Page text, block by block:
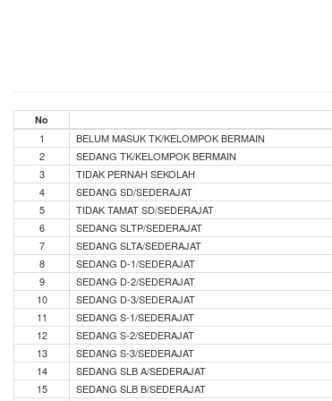
No
1 BELUM MASUK TK/KELOMPOK BERMAIN
2
SEDANG TK/KELOMPOK BERMAIN
3
TIDAK PERNAH SEKOLAH
4
SEDANG SD/SEDERAJAT
5
TIDAK TAMAT SD/SEDERAJAT
6
SEDANG SLTP/SEDERAJAT
7
SEDANG SLTA/SEDERAJAT
8
SEDANG D-1/SEDERAJAT
9
SEDANG D-2/SEDERAJAT
10
SEDANG D-3/SEDERAJAT
11
SEDANG S-1/SEDERAJAT
12
SEDANG S-2/SEDERAJAT
13
SEDANG S-3/SEDERAJAT
14
SEDANG SLB A/SEDERAJAT
15
SEDANG SLB B/SEDERAJAT